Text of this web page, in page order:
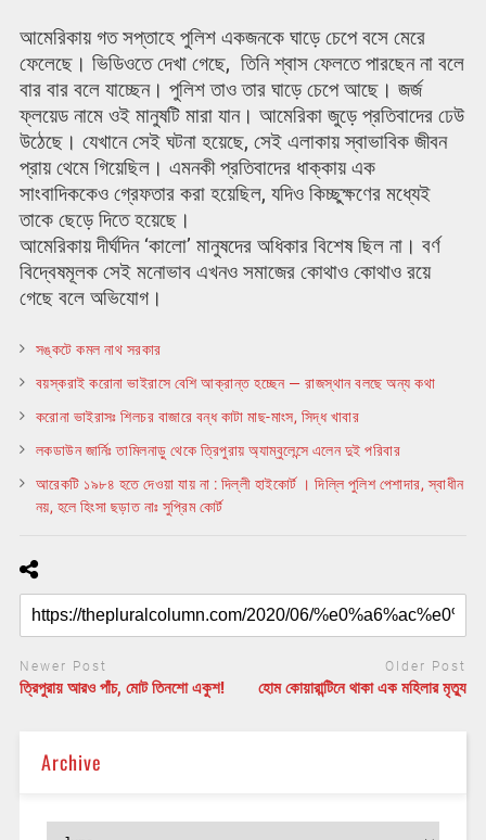
আমেরিকায় গত সপ্তাহে পুলিশ একজনকে ঘাড়ে চেপে বসে মেরে
ফেলেছে। ভিডিওতে দেখা গেছে, তিনি শ্বাস ফেলতে পারছেন না বলে
বার বার বলে যাচ্ছেন। পুলিশ তাও তার ঘাড়ে চেপে আছে। জর্জ
ফ্লয়েড নামে ওই মানুষটি মারা যান। আমেরিকা জুড়ে প্রতিবাদের ঢেউ
উঠেছে। যেখানে সেই ঘটনা হয়েছে, সেই এলাকায় স্বাভাবিক জীবন
প্রায় থেমে গিয়েছিল। এমনকী প্রতিবাদের ধাক্কায় এক
সাংবাদিককেও গ্রেফতার করা হয়েছিল, যদিও কিচ্ছুক্ষণের মধ্যেই
তাকে ছেড়ে দিতে হয়েছে।
আমেরিকায় দীর্ঘদিন ‘কালো’ মানুষদের অধিকার বিশেষ ছিল না। বর্ণ
বিদ্বেষমূলক সেই মনোভাব এখনও সমাজের কোথাও কোথাও রয়ে
গেছে বলে অভিযোগ।
সঙ্কটে কমল নাথ সরকার
বয়স্করাই করোনা ভাইরাসে বেশি আক্রান্ত হচ্ছেন — রাজস্থান বলছে অন্য কথা
করোনা ভাইরাসঃ শিলচর বাজারে বন্ধ কাটা মাছ-মাংস, সিদ্ধ খাবার
লকডাউন জার্নিঃ তামিলনাড়ু থেকে ত্রিপুরায় অ্যাম্বুলেন্সে এলেন দুই পরিবার
আরেকটি ১৯৮৪ হতে দেওয়া যায় না : দিল্লী হাইকোর্ট । দিল্লি পুলিশ পেশাদার, স্বাধীন
নয়, হলে হিংসা ছড়াত নাঃ সুপ্রিম কোর্ট
Newer Post
ত্রিপুরায় আরও পাঁচ, মোট তিনশো একুশ!
Older Post
হোম কোয়ারান্টিনে থাকা এক মহিলার মৃত্যু
Archive